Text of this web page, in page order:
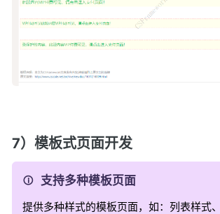
7）模板式页面开发
支持多种模板页面
提供多种样式的模板页面，如：列表样式